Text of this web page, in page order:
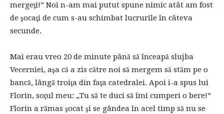
mergeţi!” Noi n-am mai putut spune nimic atât am fost
de şocaţi de cum s-au schimbat lucrurile în câteva
secunde.
Mai erau vreo 20 de minute până să înceapă slujba
Vecerniei, aşa că a zis către noi să mergem să stăm pe o
bancă, lângă troiţa din faţa catedralei. Apoi i-a spus lui
Florin, soţul meu: „Tu să te duci să îmi cumperi o bere!”
Florin a rămas şocat şi se gândea în acel timp să nu se